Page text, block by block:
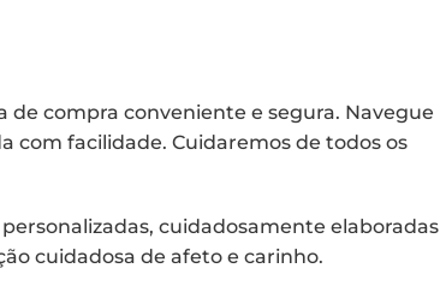
compra conveniente e segura. Navegue
com facilidade. Cuidaremos de todos os
cuidadosamente elaboradas
cuidadosa de afeto e carinho.